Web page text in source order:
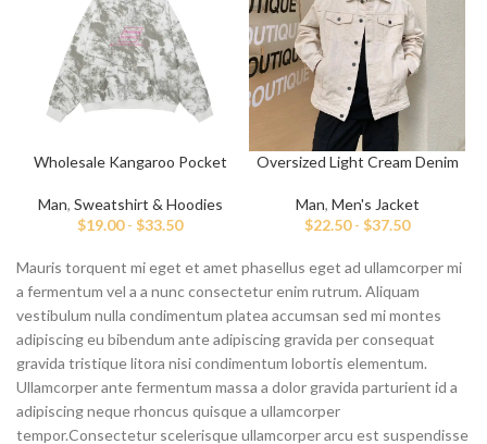
Wholesale Kangaroo Pocket
Man, Sweatshirt & Hoodies
$19.00- $33.50
Oversized Light Cream Denim
Man, Men's Jacket
$22.50- $37.50
Mauris torquent mi eget et amet phasellus eget ad ullamcorper mi
a fermentum vel a a nunc consectetur enim rutrum. Aliquam
vestibulum nulla condimentum platea accumsan sed mi montes
adipiscing eu bibendum ante adipiscing gravida per consequat
gravida tristique litora nisi condimentum lobortis elementum.
Ullamcorper ante fermentum massa a dolor gravida parturient id a
adipiscing neque rhoncus quisque a ullamcorper
tempor.Consectetur scelerisque ullamcorper arcu est suspendisse